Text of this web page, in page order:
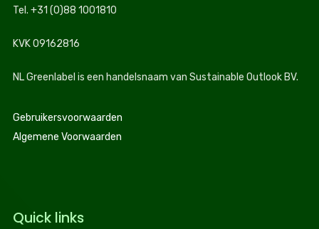
Tel. +31 (0)88 1001810
KVK 09162816
NL Greenlabel is een handelsnaam van Sustainable Outlook BV.
Gebruikersvoorwaarden
Algemene Voorwaarden
Quick links